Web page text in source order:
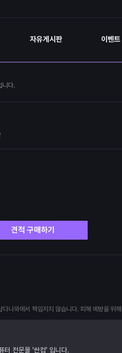
자유게시판 이벤트
니다.
견적 구매하기
나와에서 책임지지 않습니다. 피해 예방을 위
터 전문몰 '싼컴' 입니다.